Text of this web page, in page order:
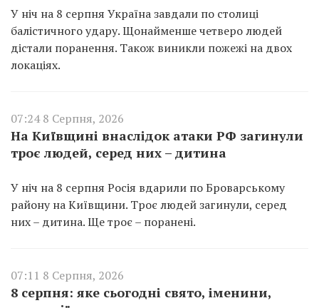
У ніч на 8 серпня Україна завдали по столиці
балістичного удару. Щонайменше четверо людей
дістали поранення. Також виникли пожежі на двох
локаціях.
07:24 8 Серпня, 2026
На Київщині внаслідок атаки РФ загинули
троє людей, серед них – дитина
У ніч на 8 серпня Росія вдарили по Броварському
району на Київщини. Троє людей загинули, серед
них – дитина. Ще троє – поранені.
07:11 8 Серпня, 2026
8 серпня: яке сьогодні свято, іменини,